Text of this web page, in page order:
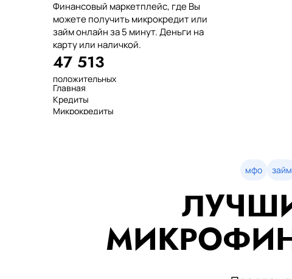
Финансовый маркетплейс, где Вы
можете получить микрокредит или
займ онлайн за 5 минут. Деньги на
карту или наличкой.
47 513
положительных
отзывов
тенге выдано
нашим клиентам
7 минут
Главная
Кредиты
Микрокредиты
мфо займ